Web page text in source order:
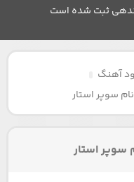
ثبت شده است
آهنگ
سوپر استار
سوپر استار